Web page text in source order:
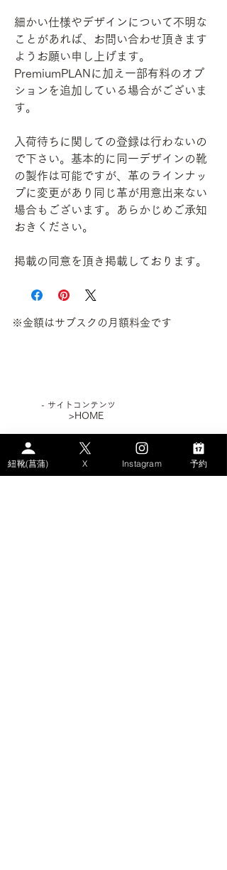
細かい仕様やデザインについて不明な
ことがあれば、お問い合わせ頂きます
ようお願い申し上げます。
PremiumPLANに加え一部有料のオプ
ションを追加している場合がございま
す。
入荷待ちに関しての登録は行わないの
で下さい。基本的に同一デザインの靴
の製作は可能ですが、革のラインナッ
プに変更があり同じ革が用意出来ない
場合もございます。あらかじめご承知
おきください。
掲載の同意を頂き掲載しております。
※金額はサブスクの月額料金です
​- サイトコンテンツ
>HOME
>WHAT's AYAME？
>PLAN
紐靴(菖蒲) X Instagram 予約